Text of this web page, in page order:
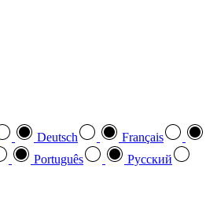
Deutsch
Français
Português
Pусский